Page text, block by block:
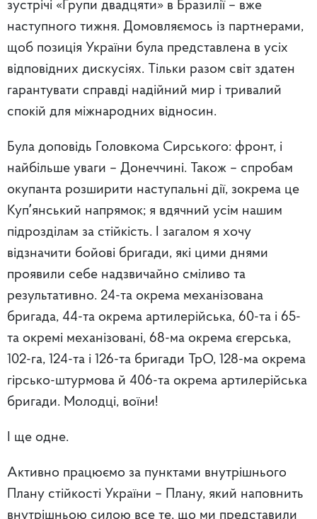
зустрічі «Групи двадцяти» в Бразилії – вже
наступного тижня. Домовляємось із партнерами,
щоб позиція України була представлена в усіх
відповідних дискусіях. Тільки разом світ здатен
гарантувати справді надійний мир і тривалий
спокій для міжнародних відносин.
Була доповідь Головкома Сирського: фронт, і
найбільше уваги – Донеччині. Також – спробам
окупанта розширити наступальні дії, зокрема це
Купʼянський напрямок; я вдячний усім нашим
підрозділам за стійкість. І загалом я хочу
відзначити бойові бригади, які цими днями
проявили себе надзвичайно сміливо та
результативно. 24-та окрема механізована
бригада, 44-та окрема артилерійська, 60-та і 65-
та окремі механізовані, 68-ма окрема єгерська,
102-га, 124-та і 126-та бригади ТрО, 128-ма окрема
гірсько-штурмова й 406-та окрема артилерійська
бригади. Молодці, воїни!
І ще одне.
Активно працюємо за пунктами внутрішнього
Плану стійкості України – Плану, який наповнить
внутрішньою силою все те, що ми представили